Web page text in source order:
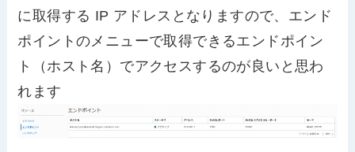
に取得する IP アドレスとなりますので、エンド
ポイントのメニューで取得できるエンドポイン
ト（ホスト名）でアクセスするのが良いと思わ
れます